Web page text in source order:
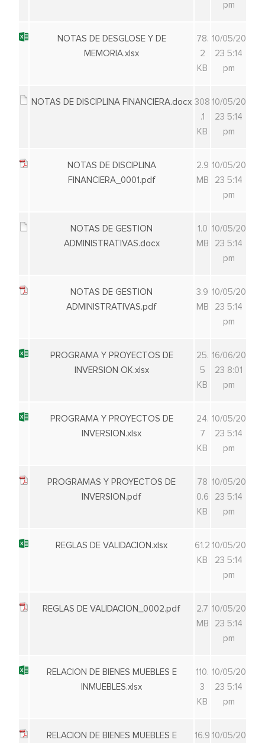
pm
NOTAS DE DESGLOSE Y DE
MEMORIA.xlsx
78.
2
KB
10/05/20
23 5:14
pm
NOTAS DE DISCIPLINA FINANCIERA.docx 308
.1
KB
10/05/20
23 5:14
pm
NOTAS DE DISCIPLINA
FINANCIERA_0001.pdf
2.9
MB
10/05/20
23 5:14
pm
NOTAS DE GESTION
ADMINISTRATIVAS.docx
1.0
MB
10/05/20
23 5:14
pm
NOTAS DE GESTION
ADMINISTRATIVAS.pdf
3.9
MB
10/05/20
23 5:14
pm
PROGRAMA Y PROYECTOS DE
INVERSION OK.xlsx
25.
5
KB
16/06/20
23 8:01
pm
PROGRAMA Y PROYECTOS DE
INVERSION.xlsx
24.
7
KB
10/05/20
23 5:14
pm
PROGRAMAS Y PROYECTOS DE
INVERSION.pdf
78
0.6
KB
10/05/20
23 5:14
pm
REGLAS DE VALIDACION.xlsx
61.2
KB
10/05/20
23 5:14
pm
REGLAS DE VALIDACION_0002.pdf
2.7
MB
10/05/20
23 5:14
pm
RELACION DE BIENES MUEBLES E
INMUEBLES.xlsx
110.
3
KB
10/05/20
23 5:14
pm
RELACION DE BIENES MUEBLES E 16.9 10/05/20